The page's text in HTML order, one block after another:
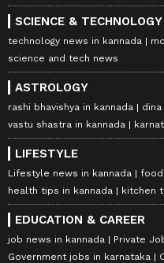
SCIENCE & TECHNOLOGY
technology news in kannada
science and tech news
ASTROLOGY
rashi bhavishya in kannada dina
vastu shastra in kannada
LIFESTYLE
Lifestyle news in kannada
food
health tips in kannada
kitchen
EDUCATION & CAREER
job news in kannada Private
Government jobs in karnataka